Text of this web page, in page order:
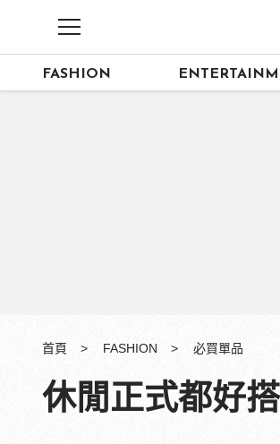
FASHION
首頁 FASHION 必買單品
休閒正式都好